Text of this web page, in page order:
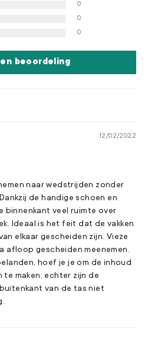
0
0
0
beoordeling
12/02/2022
naar wedstrijden zonder
de handige schoen en
binnenkant veel ruimte over
Ideaal is het feit dat de vakken
elkaar gescheiden zijn. Vieze
afloop gescheiden meenemen.
hoef je je om de inhoud
te maken, echter zijn de
van de tas niet